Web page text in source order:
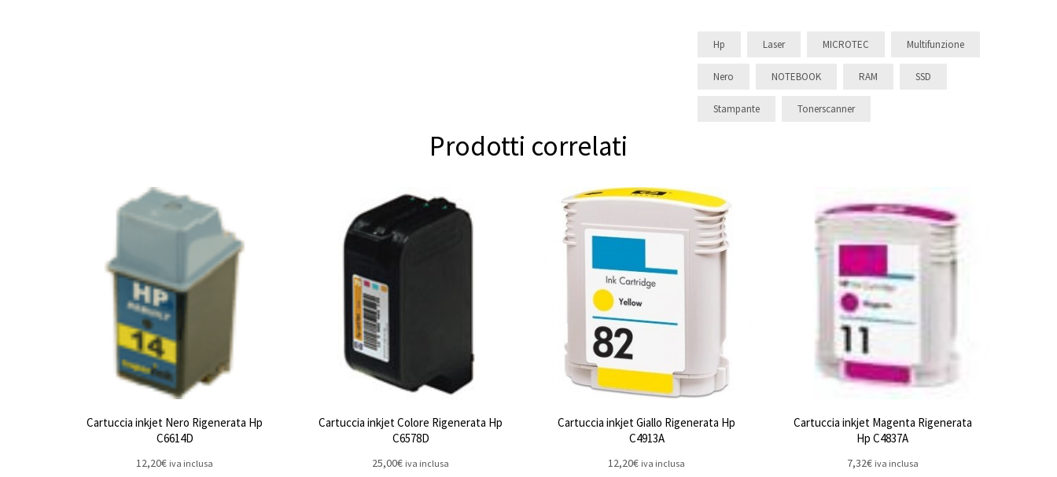
Hp Laser MICROTEC Multifunzione
Nero NOTEBOOK RAM SSD
Stampante Tonerscanner
Prodotti correlati
Cartuccia inkjet Nero Rigenerata Hp
C6614D
12,20€ iva inclusa
Cartuccia inkjet Colore Rigenerata Hp
C6578D
25,00€ iva inclusa
Cartuccia inkjet Giallo Rigenerata Hp
C4913A
12,20€ iva inclusa
Cartuccia inkjet Magenta Rigenerata
Hp C4837A
7,32€ iva inclusa